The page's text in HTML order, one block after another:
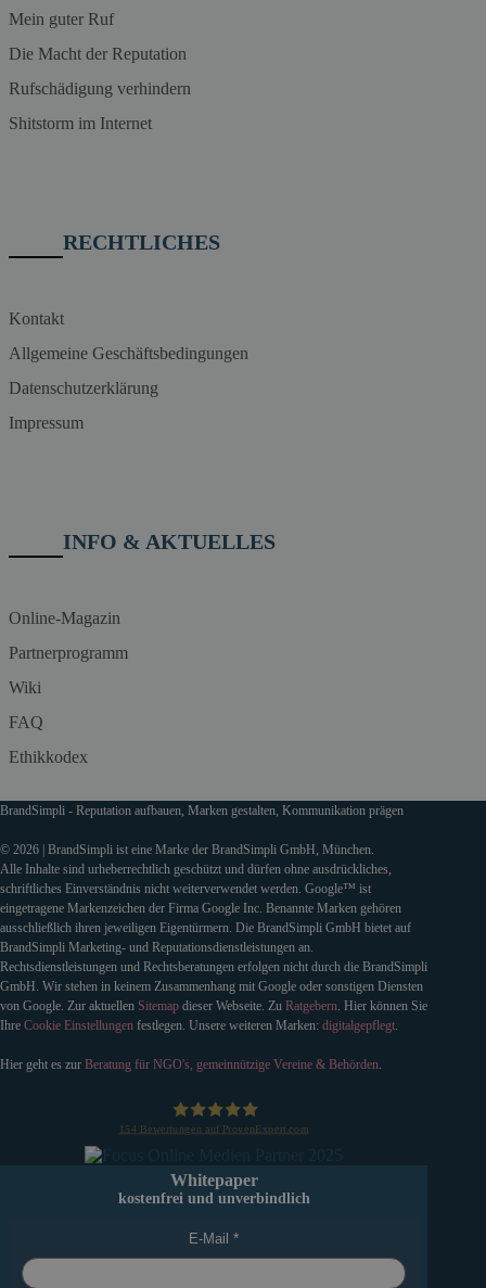
Mein guter Ruf
Die Macht der Reputation
Rufschädigung verhindern
Shitstorm im Internet
RECHTLICHES
Kontakt
Allgemeine Geschäftsbedingungen
Datenschutzerklärung
Impressum
INFO & AKTUELLES
Online-Magazin
Partnerprogramm
Wiki
FAQ
Ethikkodex
BrandSimpli - Reputation aufbauen, Marken gestalten, Kommunikation prägen
© 2026 | BrandSimpli ist eine Marke der BrandSimpli GmbH, München.
Alle Inhalte sind urheberrechtlich geschützt und dürfen ohne ausdrückliches,
schriftliches Einverständnis nicht weiterverwendet werden. Google™ ist
eingetragene Markenzeichen der Firma Google Inc. Benannte Marken gehören
ausschließlich ihren jeweiligen Eigentürmern. Die BrandSimpli GmbH bietet auf
BrandSimpli Marketing- und Reputationsdienstleistungen an.
Rechtsdienstleistungen und Rechtsberatungen erfolgen nicht durch die BrandSimpli
GmbH. Wir stehen in keinem Zusammenhang mit Google oder sonstigen Diensten
von Google. Zur aktuellen Sitemap dieser Webseite. Zu Ratgebern. Hier können Sie
Ihre Cookie Einstellungen festlegen. Unsere weiteren Marken: digitalgepflegt.
Hier geht es zur Beratung für NGO's, gemeinnützige Vereine & Behörden.
154 Bewertungen auf ProvenExpert.com
Whitepaper
kostenfrei und unverbindlich
E-Mail